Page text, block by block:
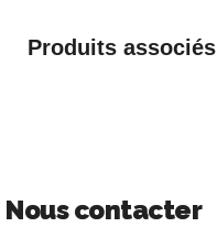
Produits associés
Nous contacter